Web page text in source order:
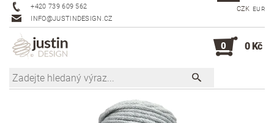
+420 739 609 562
INFO@JUSTINDESIGN.CZ
CZK EUR
0 0 Kč